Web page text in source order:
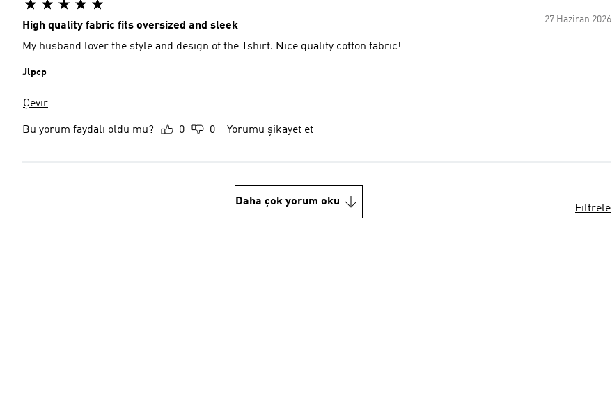
27 Haziran 2026
High quality fabric fits oversized and sleek
My husband lover the style and design of the Tshirt. Nice quality cotton fabric!
Jlpcp
Çevir
Bu yorum faydalı oldu mu? 0 0 Yorumu şikayet et
Daha çok yorum oku
Filtrele